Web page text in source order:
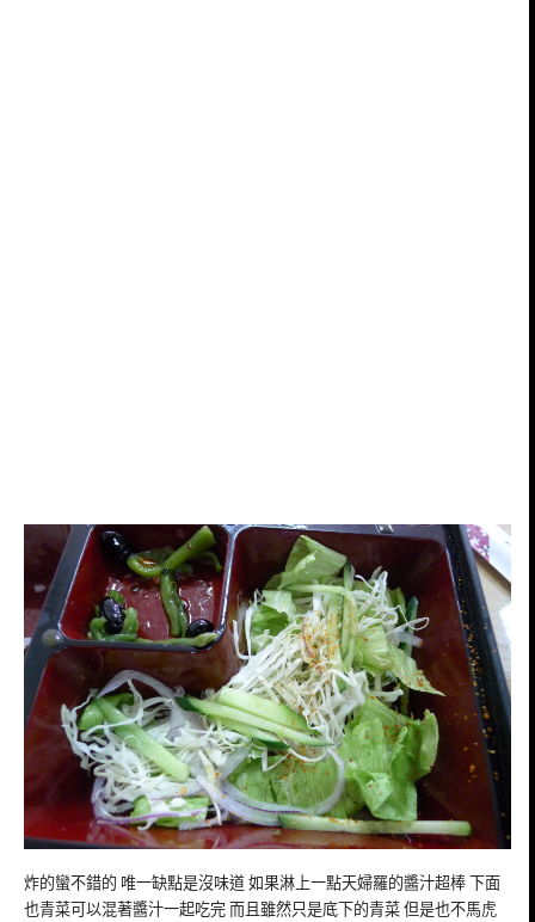
炸的蠻不錯的 唯一缺點是沒味道 如果淋上一點天婦羅的醬汁超棒 下面
也青菜可以混著醬汁一起吃完 而且雖然只是底下的青菜 但是也不馬虎